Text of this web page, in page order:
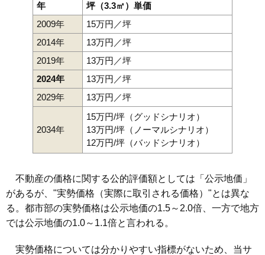
年
坪（3.3㎡）単価
2009年
15万円／坪
2014年
13万円／坪
2019年
13万円／坪
2024年
13万円／坪
2029年
13万円／坪
2034年
15万円/坪（グッドシナリオ）
13万円/坪（ノーマルシナリオ）
12万円/坪（バッドシナリオ）
不動産の価格に関する公的評価額としては「公示地価」
があるが、"実勢価格（実際に取引される価格）"とは異な
る。都市部の実勢価格は公示地価の1.5～2.0倍、一方で地方
では公示地価の1.0～1.1倍と言われる。
実勢価格については分かりやすい指標がないため、当サ